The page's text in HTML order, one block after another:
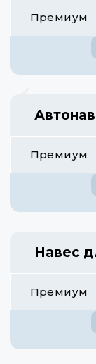
Премиум
Премиум
Навес
Премиум